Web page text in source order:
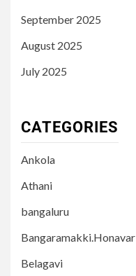
September 2025
August 2025
July 2025
CATEGORIES
Ankola
Athani
bangaluru
Bangaramakki.Honavar
Belagavi